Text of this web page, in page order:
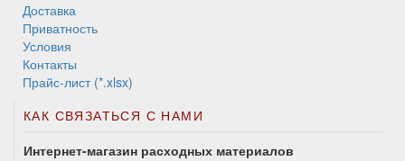
Доставка
Приватность
Условия
Контакты
Прайс-лист (*.xlsx)
КАК СВЯЗАТЬСЯ С НАМИ
Интернет-магазин расходных материалов